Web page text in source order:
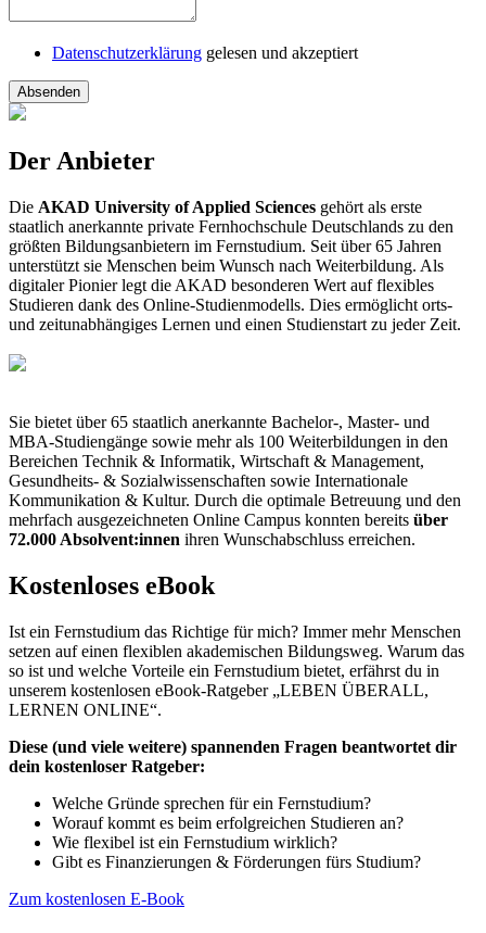
Datenschutzerklärung gelesen und akzeptiert
Absenden
Der Anbieter
Die AKAD University of Applied Sciences gehört als erste
staatlich anerkannte private Fernhochschule Deutschlands zu den
größten Bildungsanbietern im Fernstudium. Seit über 65 Jahren
unterstützt sie Menschen beim Wunsch nach Weiterbildung. Als
digitaler Pionier legt die AKAD besonderen Wert auf flexibles
Studieren dank des Online-Studienmodells. Dies ermöglicht orts-
und zeitunabhängiges Lernen und einen Studienstart zu jeder Zeit.
Sie bietet über 65 staatlich anerkannte Bachelor-, Master- und
MBA-Studiengänge sowie mehr als 100 Weiterbildungen in den
Bereichen Technik & Informatik, Wirtschaft & Management,
Gesundheits- & Sozialwissenschaften sowie Internationale
Kommunikation & Kultur. Durch die optimale Betreuung und den
mehrfach ausgezeichneten Online Campus konnten bereits über
72.000 Absolvent:innen ihren Wunschabschluss erreichen.
Kostenloses eBook
Ist ein Fernstudium das Richtige für mich? Immer mehr Menschen
setzen auf einen flexiblen akademischen Bildungsweg. Warum das
so ist und welche Vorteile ein Fernstudium bietet, erfährst du in
unserem kostenlosen eBook-Ratgeber „LEBEN ÜBERALL,
LERNEN ONLINE“.
Diese (und viele weitere) spannenden Fragen beantwortet dir
dein kostenloser Ratgeber:
Welche Gründe sprechen für ein Fernstudium?
Worauf kommt es beim erfolgreichen Studieren an?
Wie flexibel ist ein Fernstudium wirklich?
Gibt es Finanzierungen & Förderungen fürs Studium?
Zum kostenlosen E-Book